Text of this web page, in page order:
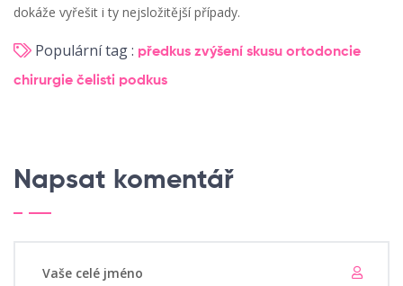
dokáže vyřešit i ty nejsložitější případy.
Populární tag : předkus zvýšení skusu ortodoncie
chirurgie čelisti podkus
Napsat komentář